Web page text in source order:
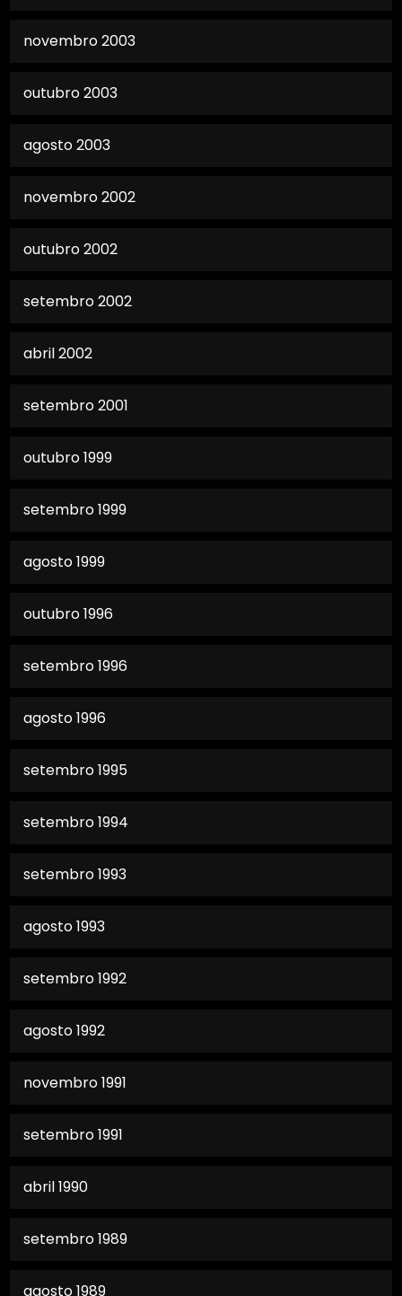
novembro 2003
outubro 2003
agosto 2003
novembro 2002
outubro 2002
setembro 2002
abril 2002
setembro 2001
outubro 1999
setembro 1999
agosto 1999
outubro 1996
setembro 1996
agosto 1996
setembro 1995
setembro 1994
setembro 1993
agosto 1993
setembro 1992
agosto 1992
novembro 1991
setembro 1991
abril 1990
setembro 1989
agosto 1989